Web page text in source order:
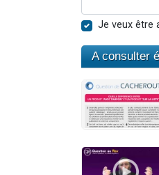
Je veux être
A consulter